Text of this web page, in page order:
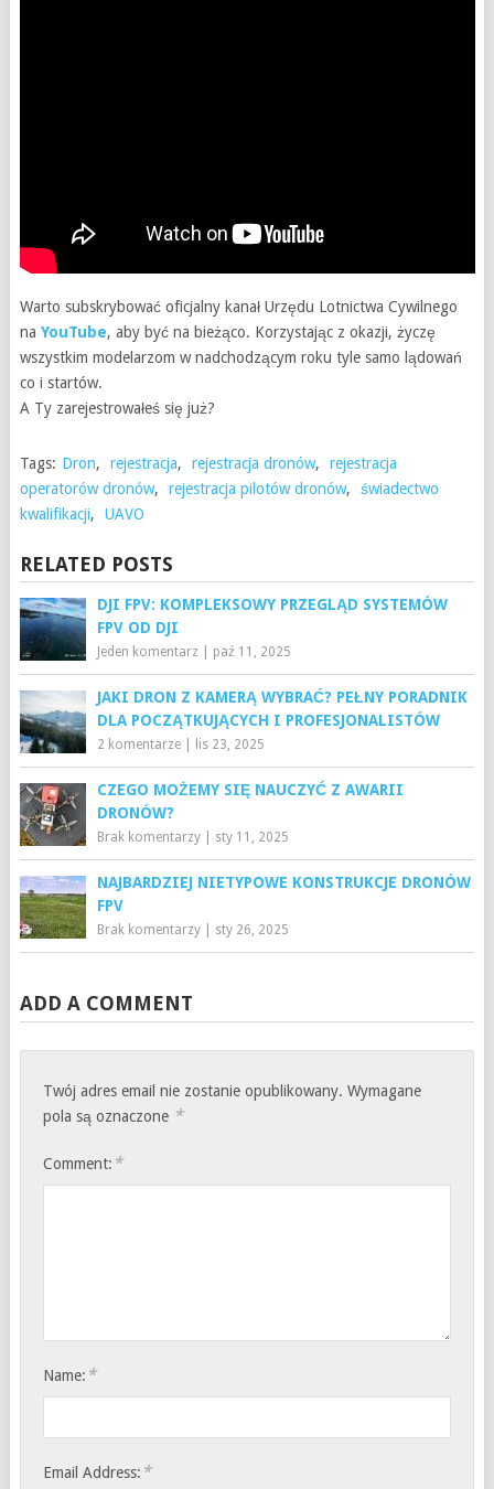
Warto subskrybować oficjalny kanał Urzędu Lotnictwa Cywilnego
na YouTube, aby być na bieżąco. Korzystając z okazji, życzę
wszystkim modelarzom w nadchodzącym roku tyle samo lądowań
co i startów.
A Ty zarejestrowałeś się już?
Tags: Dron, rejestracja, rejestracja dronów,
rejestracja
operatorów dronów, rejestracja pilotów dronów,
świadectwo
kwalifikacji, UAVO
RELATED POSTS
DJI FPV: KOMPLEKSOWY PRZEGLĄD SYSTEMÓW
FPV OD DJI
Jeden komentarz paź 11, 2025
JAKI DRON Z KAMERĄ WYBRAĆ? PEŁNY PORADNIK
DLA POCZĄTKUJĄCYCH I PROFESJONALISTÓW
2 komentarze| lis 23, 2025
CZEGO MOŻEMY SIĘ NAUCZYĆ Z AWARII
DRONÓW?
Brak komentarzy| sty 11, 2025
NAJBARDZIEJ NIETYPOWE KONSTRUKCJE DRONÓW
FPV
Brak komentarzy| sty 26, 2025
ADD A COMMENT
Twój adres email nie zostanie opublikowany. Wymagane
pola są oznaczone *
Comment: *
Name: *
Email Address: *